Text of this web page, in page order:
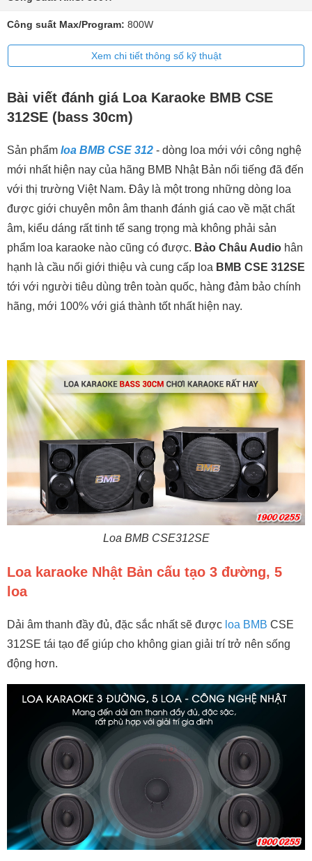
Công suất Max/Program: 800W
Xem chi tiết thông số kỹ thuật
Bài viết đánh giá Loa Karaoke BMB CSE
312SE (bass 30cm)
Sản phẩm loa BMB CSE 312 - dòng loa mới với công nghệ
mới nhất hiện nay của hãng BMB Nhật Bản nổi tiếng đã đến
với thị trường Việt Nam. Đây là một trong những dòng loa
được giới chuyên môn âm thanh đánh giá cao về mặt chất
âm, kiểu dáng rất tinh tế sang trọng mà không phải sản
phẩm loa karaoke nào cũng có được. Bảo Châu Audio hân
hạnh là cầu nối giới thiệu và cung cấp loa BMB CSE 312SE
tới với người tiêu dùng trên toàn quốc, hàng đảm bảo chính
hãng, mới 100% với giá thành tốt nhất hiện nay.
Loa BMB CSE312SE
Loa karaoke Nhật Bản cấu tạo 3 đường, 5
loa
Dải âm thanh đầy đủ, đặc sắc nhất sẽ được loa BMB CSE
312SE tái tạo để giúp cho không gian giải trí trở nên sống
động hơn.